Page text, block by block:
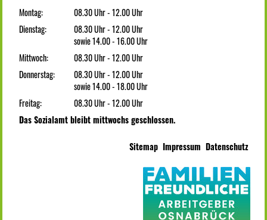
Montag:
08.30 Uhr - 12.00 Uhr
Dienstag:
08.30 Uhr - 12.00 Uhr
sowie 14.00 - 16.00 Uhr
Mittwoch:
08.30 Uhr - 12.00 Uhr
Donnerstag:
08.30 Uhr - 12.00 Uhr
sowie 14.00 - 18.00 Uhr
Freitag:
08.30 Uhr - 12.00 Uhr
Das Sozialamt bleibt mittwochs geschlossen.
Sitemap Impressum Datenschutz